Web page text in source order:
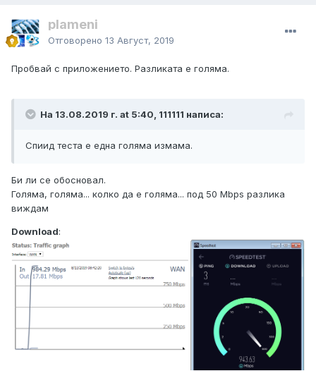
plameni
Отговорено 13 Август, 2019
Пробвай с приложението. Разликата е голяма.
На 13.08.2019 г. at 5:40, 111111 написа:
Спиид теста е една голяма измама.
Би ли се обосновал.
Голяма, голяма... колко да е голяма... под 50 Mbps разлика
виждам
Download: